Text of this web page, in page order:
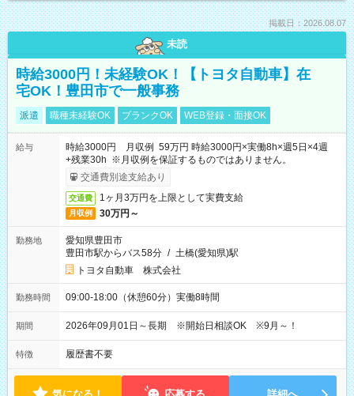
掲載日：2026.08.07
未読
時給3000円！未経験OK！【トヨタ自動車】在
宅OK！豊田市で一般事務
派遣 職種未経験OK ブランクOK WEB登録・面接OK
給与
時給3000円 月収例 59万円 時給3000円×実働8h×週5日×4週
+残業30h ※月収例を保証するものではありません。
交通費別途支給あり
交通費 1ヶ月3万円を上限として実費支給
月収例 30万円～
勤務地
愛知県豊田市
豊田市駅からバス58分 / 土橋(愛知県)駅
トヨタ自動車 株式会社
勤務時間 09:00-18:00（休憩60分）実働8時間
期間 2026年09月01日～長期 ※開始日相談OK ※9月～！
特徴 履歴書不要